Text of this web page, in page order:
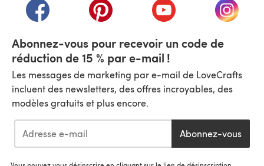
(s'ouvre dans un nouvel onglet)
(s'ouvre dans un nouvel onglet)
(s'ouvre dans un(s'ouvre
Abonnez-vous pour recevoir un code de
réduction de 15 % par e-mail !
Les messages de marketing par e-mail de LoveCrafts
incluent des newsletters, des offres incroyables, des
modèles gratuits et plus encore.
Abonnez-vous